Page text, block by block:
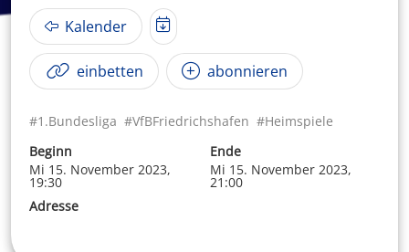
Kalender
einbetten abonnieren
#1.Bundesliga #VfBFriedrichshafen #Heimspiele
Beginn
Mi 15. November 2023,
19:30
Ende
Mi 15. November 2023,
21:00
Adresse